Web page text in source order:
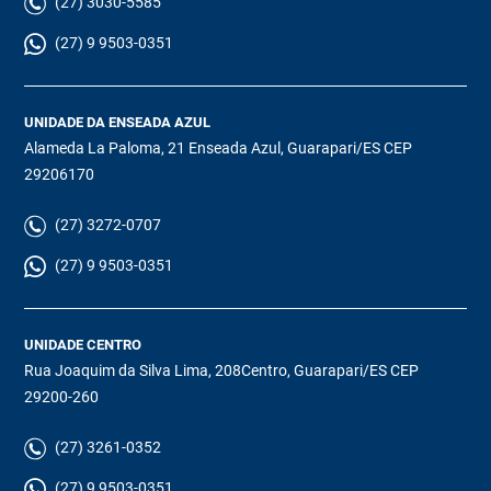
(27) 9 9503-0351
UNIDADE DA ENSEADA AZUL
Alameda La Paloma, 21 Enseada Azul, Guarapari/ES CEP
29206170
(27) 3272-0707
(27) 9 9503-0351
UNIDADE CENTRO
Rua Joaquim da Silva Lima, 208Centro, Guarapari/ES CEP
29200-260
(27) 3261-0352